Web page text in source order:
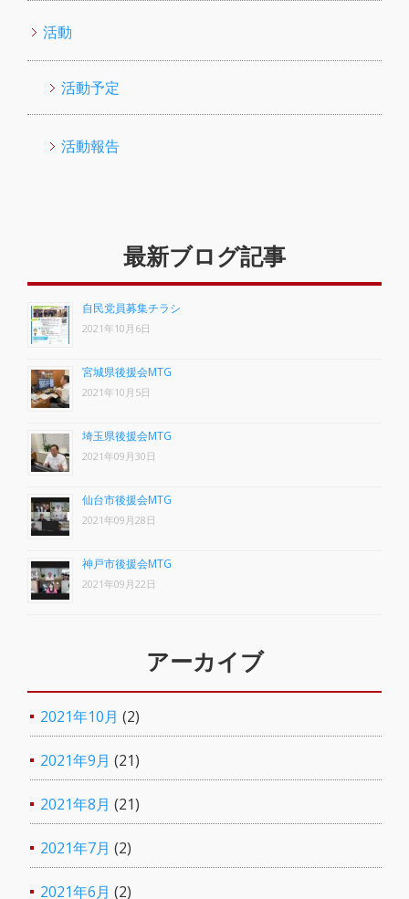
活動
活動予定
活動報告
最新ブログ記事
自民党員募集チラシ
2021年10月6日
宮城県後援会MTG
2021年10月5日
埼玉県後援会MTG
2021年09月30日
仙台市後援会MTG
2021年09月28日
神戸市後援会MTG
2021年09月22日
アーカイブ
2021年10月 (2)
2021年9月 (21)
2021年8月 (21)
2021年7月 (2)
2021年6月 (2)